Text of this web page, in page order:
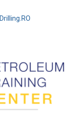
Drilling.RO